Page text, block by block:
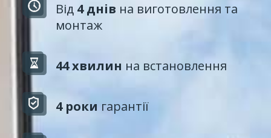
Від 4 днів на виготовлення та
монтаж
44 хвилин на встановлення
4 роки гарантії